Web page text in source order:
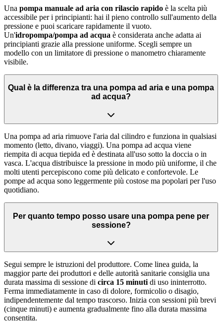
Una pompa manuale ad aria con rilascio rapido è la scelta più
accessibile per i principianti: hai il pieno controllo sull'aumento della
pressione e puoi scaricare rapidamente il vuoto.
Un'idropompa/pompa ad acqua è considerata anche adatta ai
principianti grazie alla pressione uniforme. Scegli sempre un
modello con un limitatore di pressione o manometro chiaramente
visibile.
Qual è la differenza tra una pompa ad aria e una pompa
ad acqua?
Una pompa ad aria rimuove l'aria dal cilindro e funziona in qualsiasi
momento (letto, divano, viaggi). Una pompa ad acqua viene
riempita di acqua tiepida ed è destinata all'uso sotto la doccia o in
vasca. L'acqua distribuisce la pressione in modo più uniforme, il che
molti utenti percepiscono come più delicato e confortevole. Le
pompe ad acqua sono leggermente più costose ma popolari per l'uso
quotidiano.
Per quanto tempo posso usare una pompa pene per
sessione?
Segui sempre le istruzioni del produttore. Come linea guida, la
maggior parte dei produttori e delle autorità sanitarie consiglia una
durata massima di sessione di circa 15 minuti di uso ininterrotto.
Ferma immediatamente in caso di dolore, formicolio o disagio,
indipendentemente dal tempo trascorso. Inizia con sessioni più brevi
(cinque minuti) e aumenta gradualmente fino alla durata massima
consentita.